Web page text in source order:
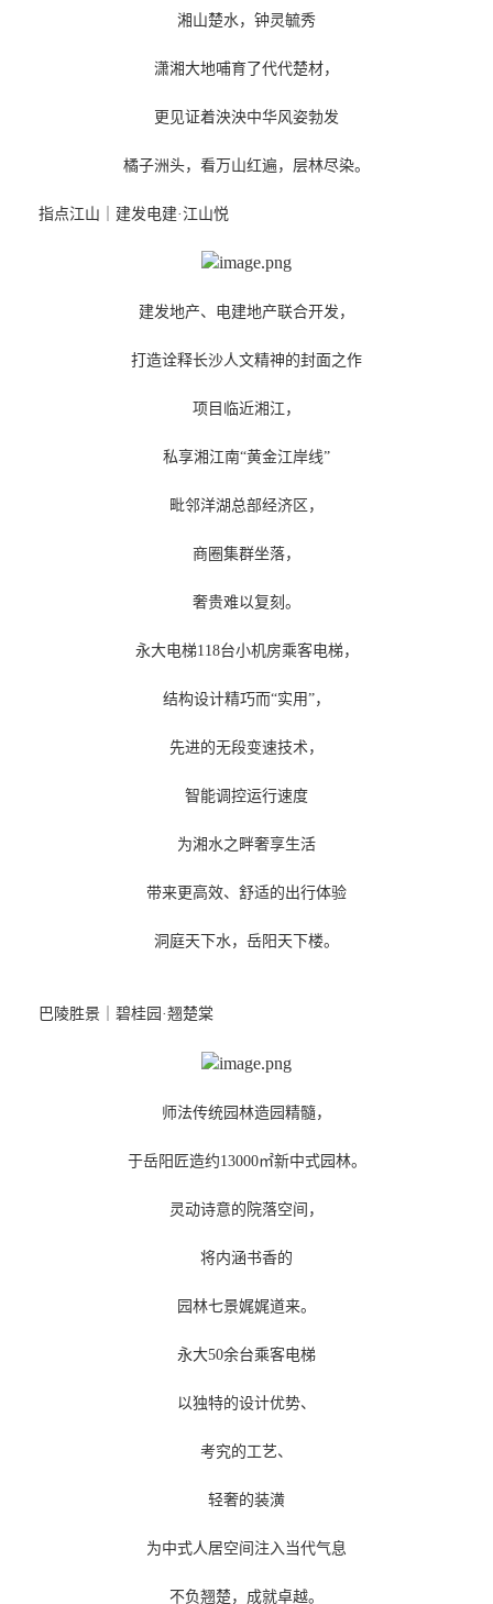
湘山楚水，钟灵毓秀
潇湘大地哺育了代代楚材，
更见证着泱泱中华风姿勃发
橘子洲头，看万山红遍，层林尽染。
指点江山｜建发电建·江山悦
建发地产、电建地产联合开发，
打造诠释长沙人文精神的封面之作
项目临近湘江，
私享湘江南“黄金江岸线”
毗邻洋湖总部经济区，
商圈集群坐落，
奢贵难以复刻。
永大电梯118台小机房乘客电梯，
结构设计精巧而“实用”，
先进的无段变速技术，
智能调控运行速度
为湘水之畔奢享生活
带来更高效、舒适的出行体验
洞庭天下水，岳阳天下楼。
巴陵胜景｜碧桂园·翘楚棠
师法传统园林造园精髓，
于岳阳匠造约13000㎡新中式园林。
灵动诗意的院落空间，
将内涵书香的
园林七景娓娓道来。
永大50余台乘客电梯
以独特的设计优势、
考究的工艺、
轻奢的装潢
为中式人居空间注入当代气息
不负翘楚，成就卓越。